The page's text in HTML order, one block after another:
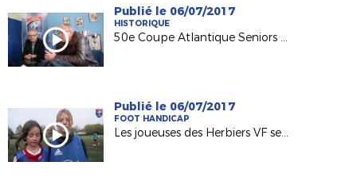
Publié le 06/07/2017
HISTORIQUE
50e Coupe Atlantique Seniors : Retour sur la victoire de l'ASPTT Nantes en 1982
Publié le 06/07/2017
FOOT HANDICAP
Les joueuses des Herbiers VF sensibilisées au football adapté